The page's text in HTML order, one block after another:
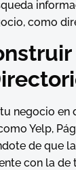
como
negocio
Yelp,
de que
con la de